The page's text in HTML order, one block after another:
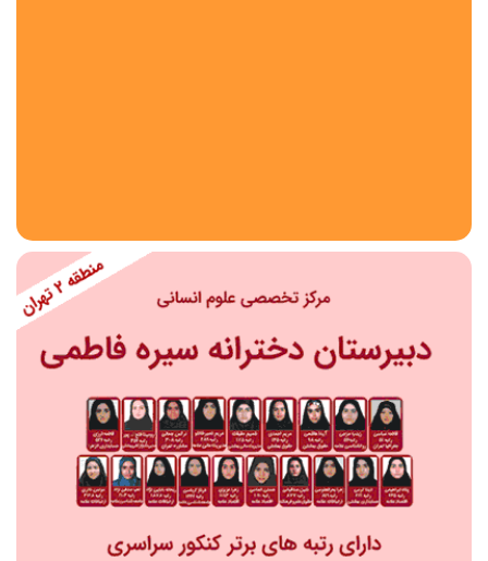
منطقه
مقطع تحصیلی
دوره اول متوسطه
دوره دوم متوسطه- فنی
دوره دوم متوسطه- نظری